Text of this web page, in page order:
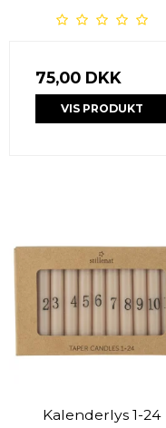
75,00 DKK
VIS PRODUKT
Kalenderlys 1-24